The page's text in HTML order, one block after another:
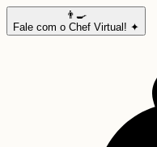
👨‍🍳
Fale com o Chef Virtual! ✦